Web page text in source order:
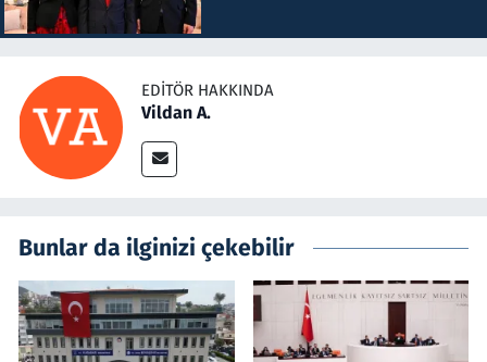
EDITÖR HAKKINDA
Vildan A.
Bunlar da ilginizi çekebilir